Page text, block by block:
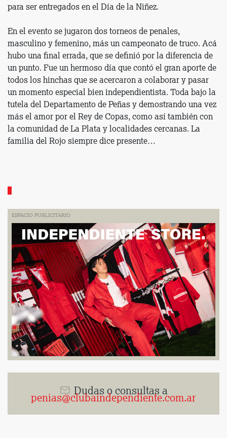
para ser entregados en el Día de la Niñez.
En el evento se jugaron dos torneos de penales,
masculino y femenino, más un campeonato de truco. Acá
hubo una final errada, que se definió por la diferencia de
un punto. Fue un hermoso día que contó el gran aporte de
todos los hinchas que se acercaron a colaborar y pasar
un momento especial bien independientista. Toda bajo la
tutela del Departamento de Peñas y demostrando una vez
más el amor por el Rey de Copas, como así también con
la comunidad de La Plata y localidades cercanas. La
familia del Rojo siempre dice presente…
ESPACIO PUBLICITARIO
Dudas o consultas a
penias@clubaindependiente.com.ar